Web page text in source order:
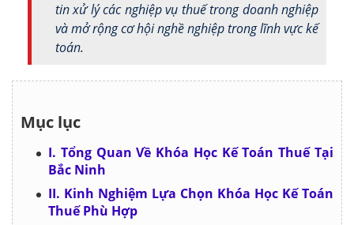
tin xử lý các nghiệp vụ thuế trong doanh nghiệp
và mở rộng cơ hội nghề nghiệp trong lĩnh vực kế
toán.
Mục lục
I. Tổng Quan Về Khóa Học Kế Toán Thuế Tại
Bắc Ninh
II. Kinh Nghiệm Lựa Chọn Khóa Học Kế Toán
Thuế Phù Hợp